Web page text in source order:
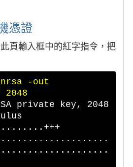
憑證
頁輸入框中的紅字指令，把
-out
private key, 2048